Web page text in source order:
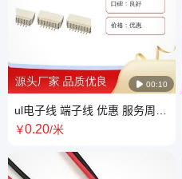
 00:10
ul电子线 端子线 优惠 服务周到
发货迅速 口碑良好
￥0.20/米